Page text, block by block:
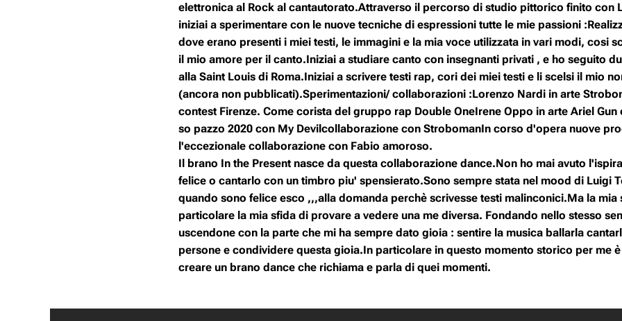
elettronica al Rock al cantautorato.Attraverso il percorso di studio pittorico finito con
iniziai a sperimentare con le nuove tecniche di espressioni tutte le mie passioni
dove erano presenti i miei testi, le immagini e la mia voce utilizzata in vari modi, cosi
il mio amore per il canto.Iniziai a studiare canto con insegnanti privati , e ho seguito
alla Saint Louis di Roma.Iniziai a scrivere testi rap, cori dei miei testi e li scelsi il mio
(ancora non pubblicati).Sperimentazioni/ collaborazioni :Lorenzo Nardi in arte
contest Firenze. Come corista del gruppo rap Double OneIrene Oppo in arte Ariel
so pazzo 2020 con My Devilcollaborazione con StrobomanIn corso d'opera nuove
l'eccezionale collaborazione con Fabio amoroso.
Il brano In the Present nasce da questa collaborazione dance.Non ho mai avuto
felice o cantarlo con un timbro piu' spensierato.Sono sempre stata nel mood di Luigi
quando sono felice esco ,,,alla domanda perchè scrivesse testi malinconici.Ma la mia
particolare la mia sfida di provare a vedere una me diversa. Fondando nello stesso
uscendone con la parte che mi ha sempre dato gioia : sentire la musica ballarla
persone e condividere questa gioia.In particolare in questo momento storico per me
creare un brano dance che richiama e parla di quei momenti.